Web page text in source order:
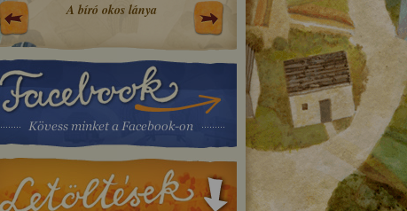
A bíró okos lánya TESZT film